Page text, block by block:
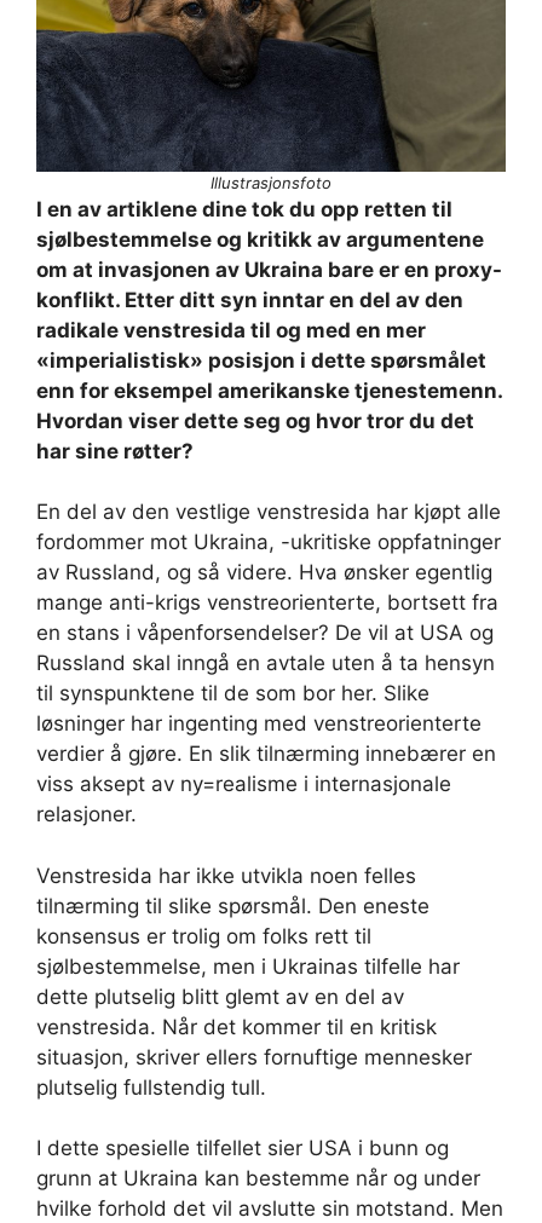
Illustrasjonsfoto
I en av artiklene dine tok du opp retten til
sjølbestemmelse og kritikk av argumentene
om at invasjonen av Ukraina bare er en proxy-
konflikt. Etter ditt syn inntar en del av den
radikale venstresida til og med en mer
«imperialistisk» posisjon i dette spørsmålet
enn for eksempel amerikanske tjenestemenn.
Hvordan viser dette seg og hvor tror du det
har sine røtter?
En del av den vestlige venstresida har kjøpt alle
fordommer mot Ukraina, -ukritiske oppfatninger
av Russland, og så videre. Hva ønsker egentlig
mange anti-krigs venstreorienterte, bortsett fra
en stans i våpenforsendelser? De vil at USA og
Russland skal inngå en avtale uten å ta hensyn
til synspunktene til de som bor her. Slike
løsninger har ingenting med venstreorienterte
verdier å gjøre. En slik tilnærming innebærer en
viss aksept av ny=realisme i internasjonale
relasjoner.
Venstresida har ikke utvikla noen felles
tilnærming til slike spørsmål. Den eneste
konsensus er trolig om folks rett til
sjølbestemmelse, men i Ukrainas tilfelle har
dette plutselig blitt glemt av en del av
venstresida. Når det kommer til en kritisk
situasjon, skriver ellers fornuftige mennesker
plutselig fullstendig tull.
I dette spesielle tilfellet sier USA i bunn og
grunn at Ukraina kan bestemme når og under
hvilke forhold det vil avslutte sin motstand. Men